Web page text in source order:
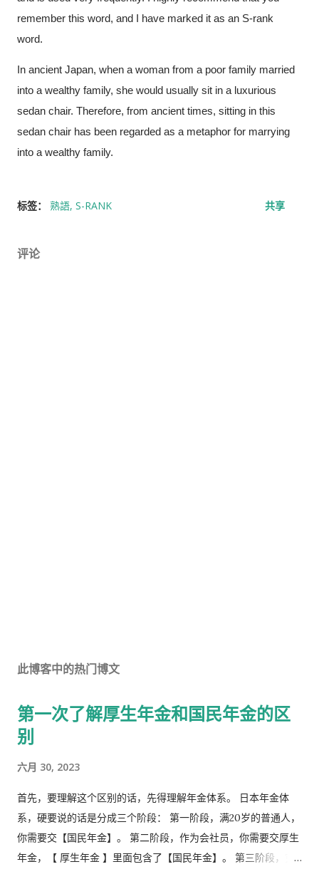
经历之后才发现，这些担心其实没...
remember this word, and I have marked it as an S-rank
word.
In ancient Japan, when a woman from a poor family married
into a wealthy family, she would usually sit in a luxurious
sedan chair. Therefore, from ancient times, sitting in this
sedan chair has been regarded as a metaphor for marrying
into a wealthy family.
标签： 熟語 S-RANK 共享
评论
此博客中的热门博文
第一次了解厚生年金和国民年金的区
别
六月 30, 2023
首先，要理解这个区别的话，先得理解年金体系。 日本年金体
系，硬要说的话是分成三个阶段： 第一阶段，满20岁的普通人，
你需要交【国民年金】。 第二阶段，作为会社员，你需要交厚生
年金，【 厚生年金 】里面包含了【国民年金】。 第三阶段，究